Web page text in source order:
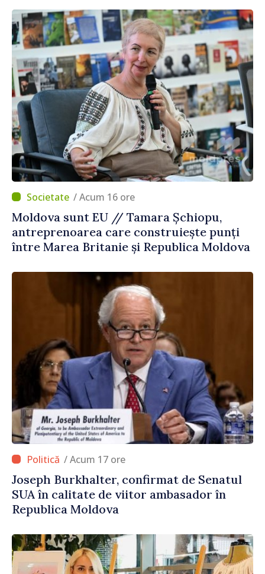
/ Acum 16 ore
Moldova sunt EU // Tamara Șchiopu,
antreprenoarea care construiește punți
între Marea Britanie și Republica Moldova
/ Acum 17 ore
Joseph Burkhalter, confirmat de Senatul
SUA în calitate de viitor ambasador în
Republica Moldova